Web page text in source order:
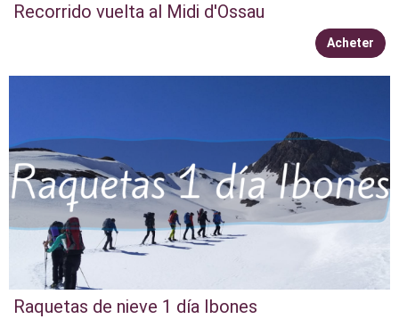
Recorrido vuelta al Midi d'Ossau
Acheter
Raquetas de nieve 1 día Ibones